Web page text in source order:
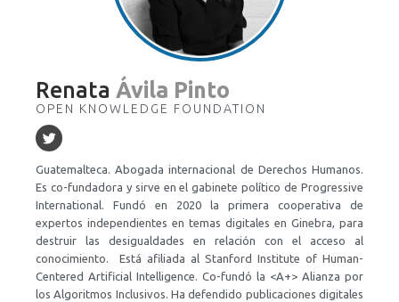
Renata Ávila Pinto
OPEN KNOWLEDGE FOUNDATION
Guatemalteca. Abogada internacional de Derechos Humanos.
Es co-fundadora y sirve en el gabinete político de Progressive
International. Fundó en 2020 la primera cooperativa de
expertos independientes en temas digitales en Ginebra, para
destruir las desigualdades en relación con el acceso al
conocimiento. Está afiliada al Stanford Institute of Human-
Centered Artificial Intelligence. Co-fundó la <A+> Alianza por
los Algoritmos Inclusivos. Ha defendido publicaciones digitales